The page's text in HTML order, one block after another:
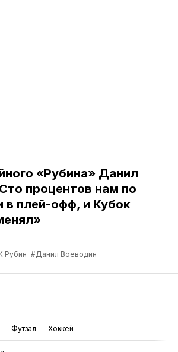
«Рубина» Данил
процентов нам по
в плей-офф, и Кубок
Рубин #Данил Воеводин
Футзал Хоккей